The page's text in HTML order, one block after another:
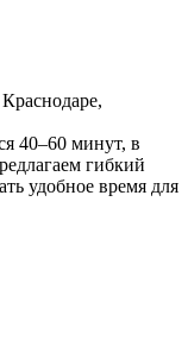
40–60 минут, в
гибкий
удобное время для